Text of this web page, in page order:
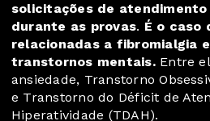
solicitações de
durante as provas. É o caso
relacionadas a fibromialgia
transtornos mentais.Entre
ansiedade, Transtorno
e Transtorno do Déficit de
Hiperatividade (TDAH).